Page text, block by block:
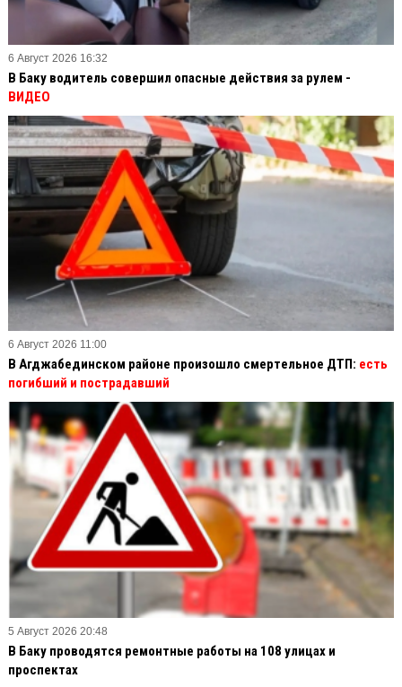
6 Август 2026 16:32
В Баку водитель совершил опасные действия за рулем -
ВИДЕО
6 Август 2026 11:00
В Агджабединском районе произошло смертельное ДТП: есть
погибший и пострадавший
5 Август 2026 20:48
В Баку проводятся ремонтные работы на 108 улицах и
проспектах